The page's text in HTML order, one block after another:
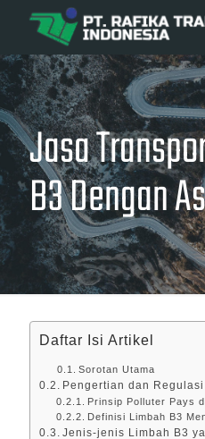
Jasa
B3 Dengan
Daftar Isi Artikel
Sorotan Utama
Pengertian dan
Prinsip Polluter Pays
Definisi Limbah B3
Jenis-jenis Limbah B3